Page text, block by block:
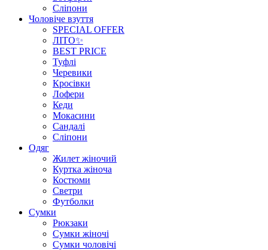
Сліпони
Чоловіче взуття
SPECIAL OFFER
ЛІТО✨
BEST PRICE
Туфлі
Черевики
Кросівки
Лофери
Кеди
Мокасини
Сандалі
Сліпони
Одяг
Жилет жіночий
Куртка жіноча
Костюми
Светри
Футболки
Сумки
Рюкзаки
Сумки жіночі
Сумки чоловічі